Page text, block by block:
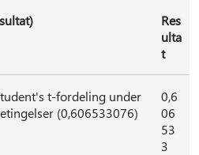
Res
ulta
t
t-fordeling under
(0,606533076)
0,6
06
53
3